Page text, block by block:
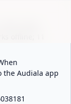
cities
the Audiala app